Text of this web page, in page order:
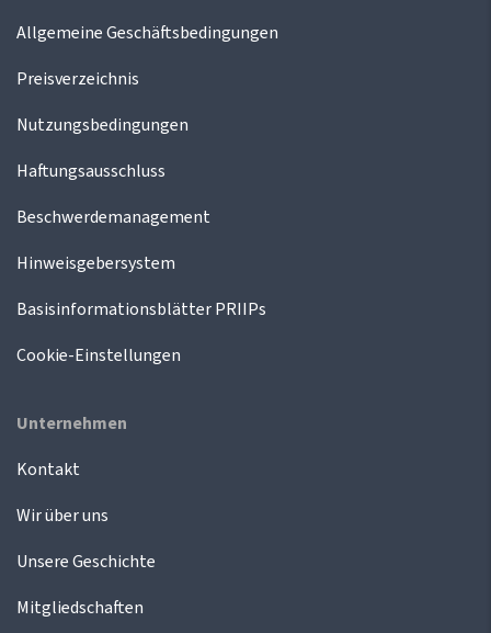
Allgemeine Geschäftsbedingungen
Preisverzeichnis
Nutzungsbedingungen
Haftungsausschluss
Beschwerdemanagement
Hinweisgebersystem
Basisinformationsblätter PRIIPs
Cookie-Einstellungen
Unternehmen
Kontakt
Wir über uns
Unsere Geschichte
Mitgliedschaften